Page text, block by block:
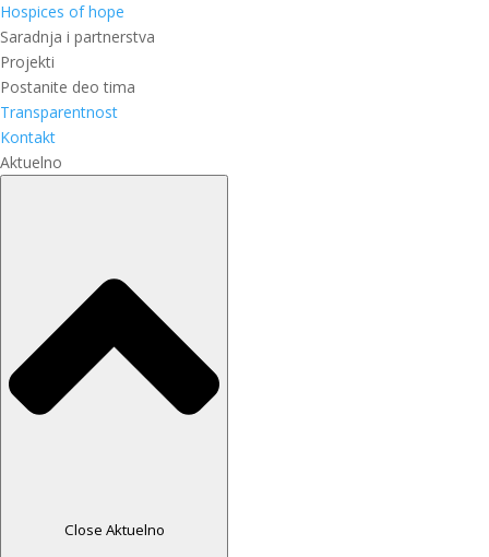
Hospices of hope
Saradnja i partnerstva
Projekti
Postanite deo tima
Transparentnost
Kontakt
Aktuelno
Close Aktuelno